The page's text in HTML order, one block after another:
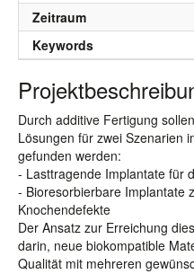
Zeitraum
Keywords
Durch additive Fertigung
Lösungen für zwei Szenarien
gefunden werden:
- Lasttragende Implantate für
- Bioresorbierbare Implantate
Knochendefekte
Der Ansatz zur Erreichung
darin, neue biokompatible
Qualität mit mehreren